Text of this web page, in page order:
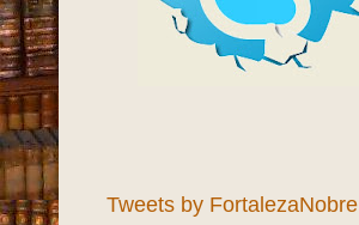
Tweets by FortalezaNobre